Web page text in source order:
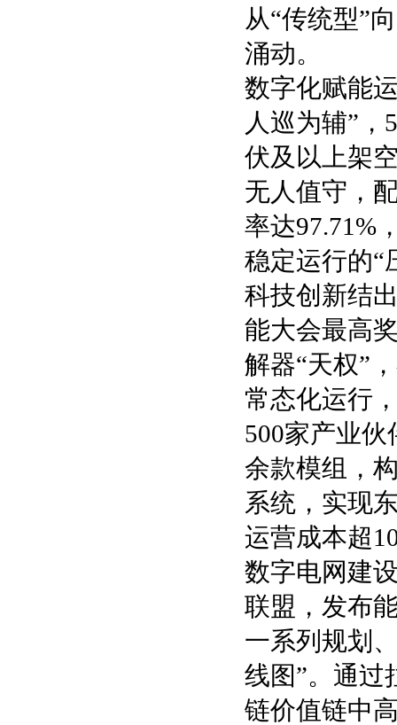
从“传统型”
涌动。
数字化赋能
人巡为辅”
伏及以上架
无人值守，
率达97.71%
稳定运行的“
科技创新结
能大会最高
解器“天权”
常态化运行
500家产业伙
余款模组，
系统，实现
运营成本超
数字电网建
联盟，发布
一系列规划
线图”。通过
链价值链中